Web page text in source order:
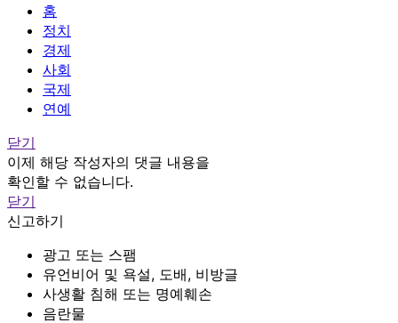
홈
정치
경제
사회
국제
연예
닫기
이제 해당 작성자의 댓글 내용을
확인할 수 없습니다.
닫기
신고하기
광고 또는 스팸
유언비어 및 욕설, 도배, 비방글
사생활 침해 또는 명예훼손
음란물